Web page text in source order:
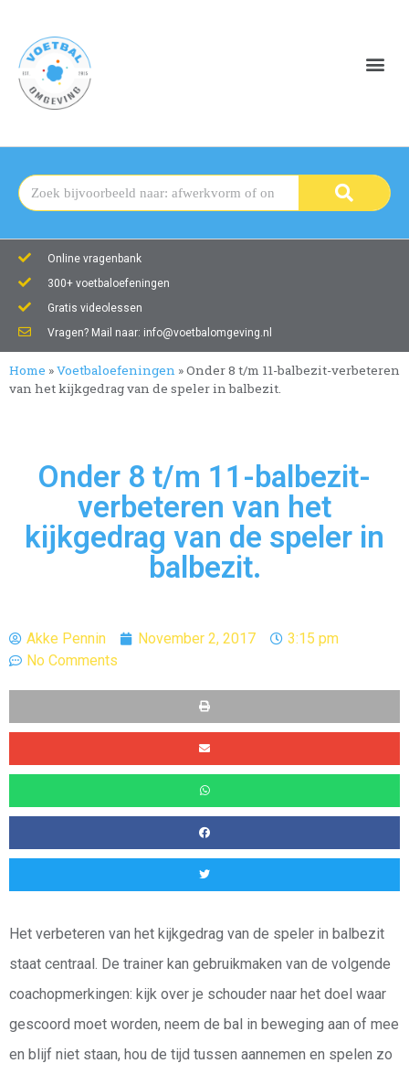
Online vragenbank
300+ voetbaloefeningen
Gratis videolessen
Vragen? Mail naar: info@voetbalomgeving.nl
Home »Voetbaloefeningen »Onder 8 t/m 11-balbezit-verbeteren
van het kijkgedrag van de speler in balbezit.
Onder 8 t/m 11-balbezit-
verbeteren van het
kijkgedrag van de speler in
balbezit.
Akke Pennin November 2, 2017
3:15 pm
No Comments
Het verbeteren van het kijkgedrag van de speler in balbezit
staat centraal. De trainer kan gebruikmaken van de volgende
coachopmerkingen: kijk over je schouder naar het doel waar
gescoord moet worden, neem de bal in beweging aan of mee
en blijf niet staan, hou de tijd tussen aannemen en spelen zo